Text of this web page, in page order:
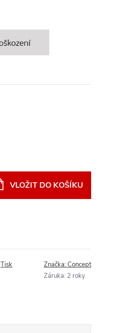
VLOŽIT DO KOŠÍKU
Tisk Značka:Concept
Záruka: 2 roky